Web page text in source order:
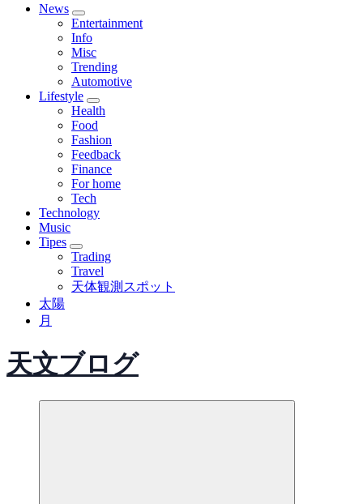
News
Entertainment
Info
Misc
Trending
Automotive
Lifestyle
Health
Food
Fashion
Feedback
Finance
For home
Tech
Technology
Music
Tipes
Trading
Travel
天体観測スポット
太陽
月
天文ブログ